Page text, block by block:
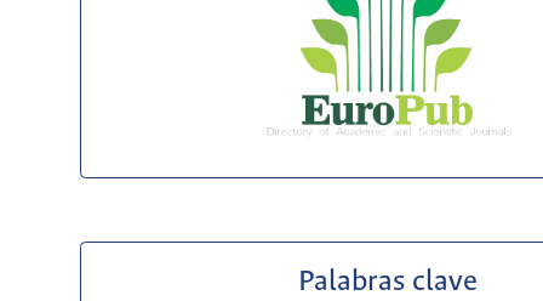
Palabras clave